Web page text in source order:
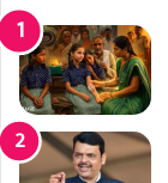
ष्ट्र
व
स्तू
व
से
वा
क
घे
ऊ
न
धा
व
ली
को